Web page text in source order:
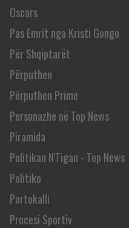
Oscars
Pas Emrit nga Kristi Gongo
Për Shqiptarët
Përputhen
Përputhen Prime
Personazhe në Top News
Piramida
Politikan N'Tigan - Top News
Politiko
Portokalli
Procesi Sportiv